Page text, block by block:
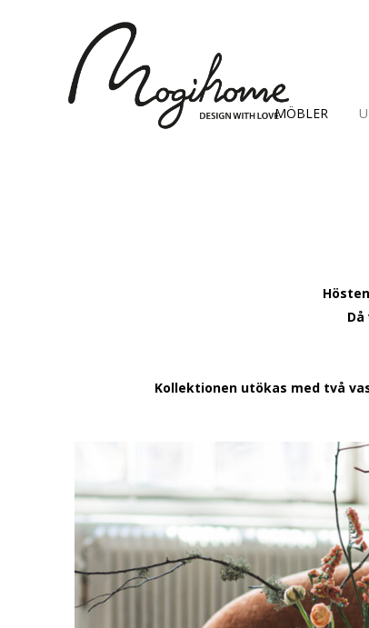
MÖBLER
Kollektionen utökas med två